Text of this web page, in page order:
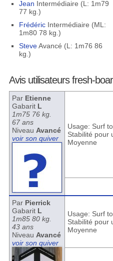
Jean Intermédiaire (L: 1m79
77 kg.)
FrédéricIntermédiaire (ML:
1m80 78 kg.)
SteveAvancé (L: 1m76 86
kg.)
Avis utilisateurs fresh-
Par Etienne
Gabarit L
1m75 76 kg.
67 ans
Niveau Avancé
voir son quiver
Usage: Surf
Stabilité pour
Moyenne
Par Pierrick
Gabarit L
1m85 80 kg.
43 ans
Niveau Avancé
voir son quiver
Usage: Surf
Stabilité pour
Moyenne